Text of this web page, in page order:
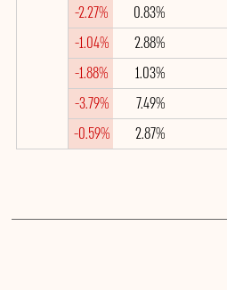
0.83%
-2.27%
2.88%
-1.04%
1.03%
-1.88%
7.49%
-3.79%
2.87%
-0.59%